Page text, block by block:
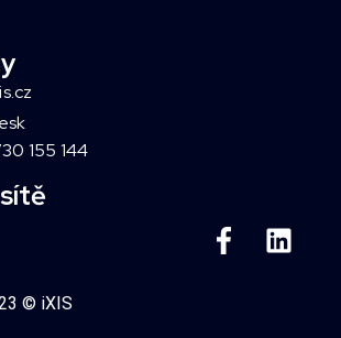
155 144
© iXIS